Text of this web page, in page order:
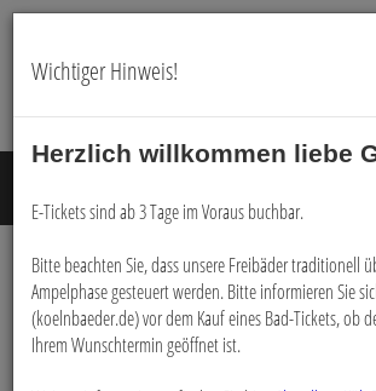
Login
Bitte loggen Sie sich mit dem untenstehenden
Wichtiger Hinweis!
Herzlich willkommen liebe
E-Tickets sind ab 3 Tage im Voraus buchbar.
Bitte beachten Sie, dass unsere Freibäder traditionell
Ampelphase gesteuert werden. Bitte informieren Sie
(koelnbaeder.de) vor dem Kauf eines Bad-Tickets, ob
Ihrem Wunschtermin geöffnet ist.